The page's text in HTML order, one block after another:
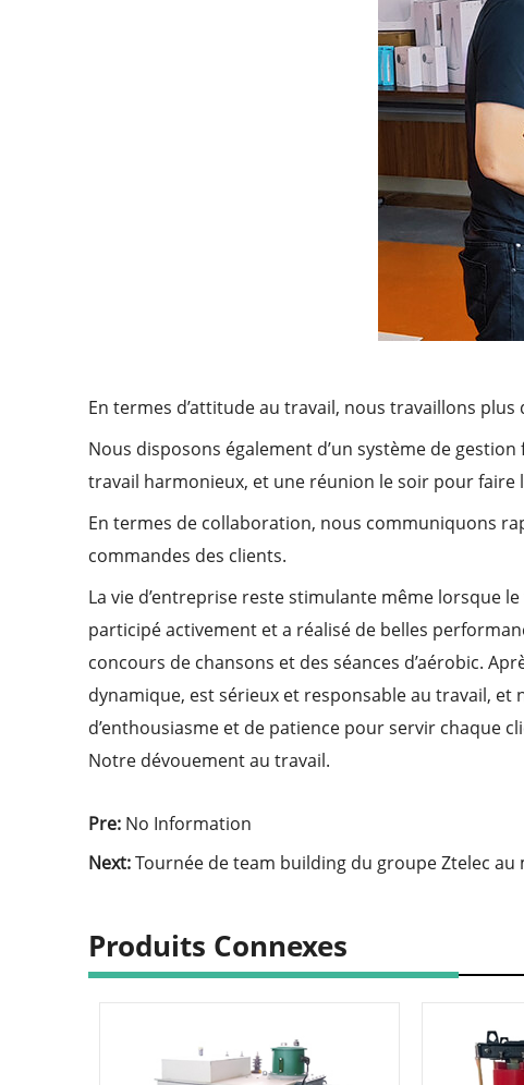
En termes d’attitude au travail, nous travaillons
Nous disposons également d’un système de
travail harmonieux, et une réunion le soir pour faire
En termes de collaboration, nous communiquons
commandes des clients.
La vie d’entreprise reste stimulante même lorsque
participé activement et a réalisé de belles
concours de chansons et des séances d’aérobic.
dynamique, est sérieux et responsable au travail,
d’enthousiasme et de patience pour servir chaque
Notre dévouement au travail.
Pre: No Information
Next:Tournée de team building du groupe Ztelec
Produits Connexes